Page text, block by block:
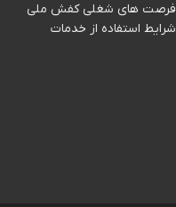
فرصت های شغلی کفش ملی
شرایط استفاده از خدمات